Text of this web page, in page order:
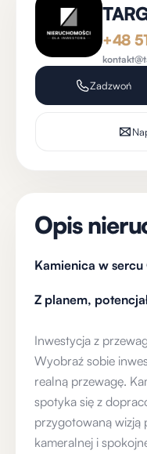
+48
Zadzwoń
Opis
Kamienica w
Z planem,
Inwestycja z
Wyobraź sobie
realną przewagę.
spotyka się z
przygotowaną wizją
kameralnej i